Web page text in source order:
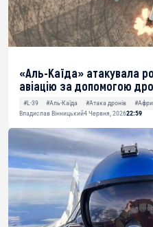
«Аль-Каїда» атакувала
авіацію за допомогою
#L-39 #Аль-Каїда #Атака дронів
Владислав Вінницький4 Червня, 202622:59